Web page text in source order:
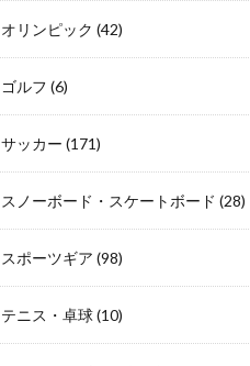
オリンピック (42)
ゴルフ (6)
サッカー (171)
スノーボード・スケートボード (28)
スポーツギア (98)
テニス・卓球(10)